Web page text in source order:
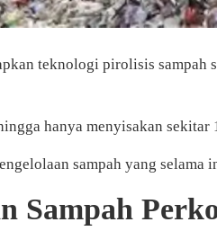
teknologi pirolisis
hanya menyisakan
sampah yang
Sampah